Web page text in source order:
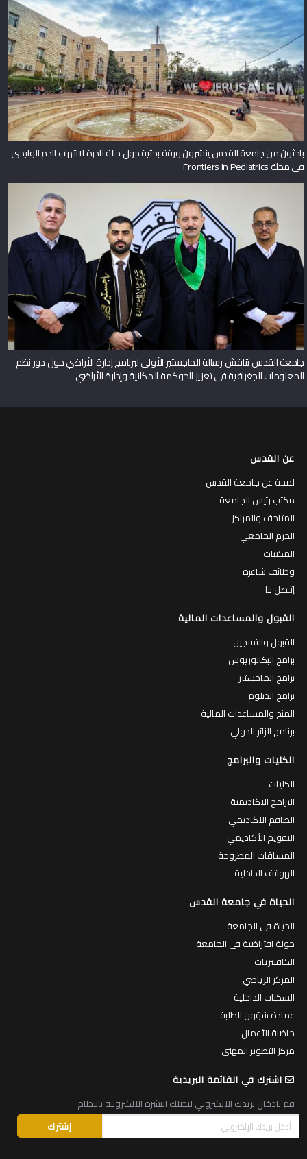
باحثون من جامعة القدس ينشرون ورقة بحثية حول حالة نادرة لالتهاب الدم الوليدي
في مجلة Frontiers in Pediatrics
جامعة القدس تناقش رسالة الماجستير الأولى لبرنامج إدارة الأراضي حول دور نظم
المعلومات الجغرافية في تعزيز الحوكمة المكانية وإدارة الأراضي
عن القدس
لمحة عن جامعة القدس
مكتب رئيس الجامعة
المتاحف والمراكز
الحرم الجامعي
المكتبات
وظائف شاغرة
إتـصل بنا
القبول والمساعدات المالية
القبول والتسجيل
برامج البكالوريوس
برامج الماجستير
برامج الدبلوم
المنح والمساعدات المالية
برنامج الزائر الدولي
الكليات والبرامج
الكليات
البرامج الاكاديمية
الطاقم الاكاديمي
التقويم الأكاديمي
المساقات المطروحة
الهواتف الداخلية
الحياة في جامعة القدس
الحياة في الجامعة
جولة افتراضية في الجامعة
الكافتيريات
المركز الرياضي
السكنات الداخلية
عمادة شؤون الطلبة
حاضنة الأعمال
مركز التطوير المهني
اشترك في القائمة البريدية
قم بادخال بريدك الالكتروني لتصلك النشرة الالكترونية بانتظام